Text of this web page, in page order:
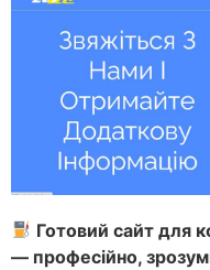
Готовий сайт для
— професійно,